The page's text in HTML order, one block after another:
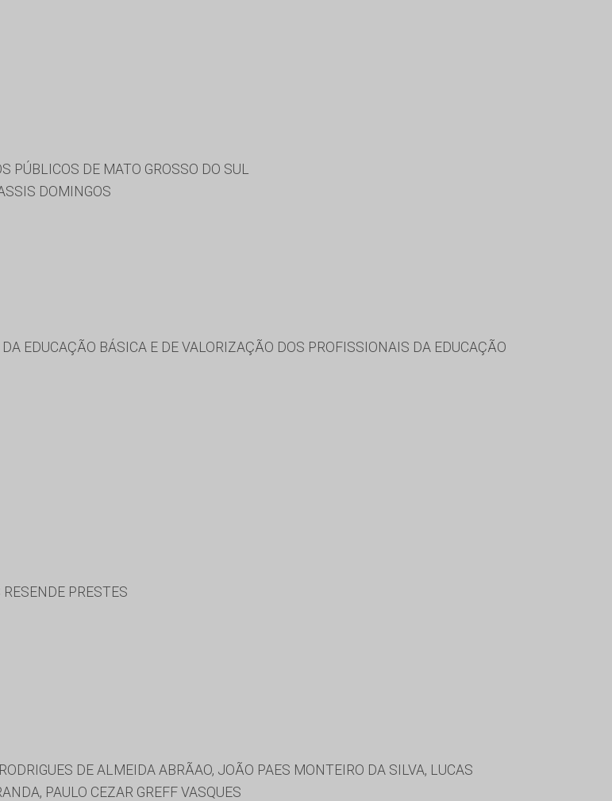
PÚBLICOS DE MATO GROSSO DO SUL
DOMINGOS
EDUCAÇÃO BÁSICA E DE VALORIZAÇÃO DOS PROFISSIONAIS DA EDUCAÇÃO
PRESTES
DE ALMEIDA ABRÃAO, JOÃO PAES MONTEIRO DA SILVA, LUCAS
PAULO CEZAR GREFF VASQUES